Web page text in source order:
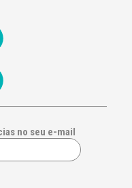
no seu e-mail